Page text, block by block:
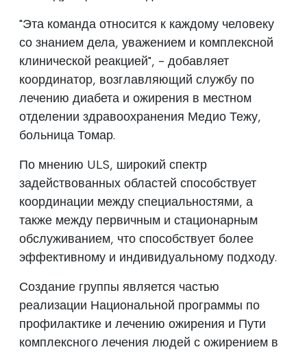
"Эта команда относится к каждому человеку
со знанием дела, уважением и комплексной
клинической реакцией", - добавляет
координатор, возглавляющий службу по
лечению диабета и ожирения в местном
отделении здравоохранения Медио Тежу,
больница Томар.
По мнению ULS, широкий спектр
задействованных областей способствует
координации между специальностями, а
также между первичным и стационарным
обслуживанием, что способствует более
эффективному и индивидуальному подходу.
Создание группы является частью
реализации Национальной программы по
профилактике и лечению ожирения и Пути
комплексного лечения людей с ожирением в